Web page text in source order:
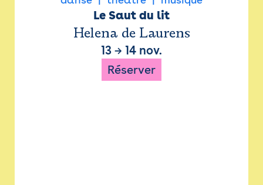
Le Saut du lit
Helena de Laurens
13 → 14 nov.
Réserver